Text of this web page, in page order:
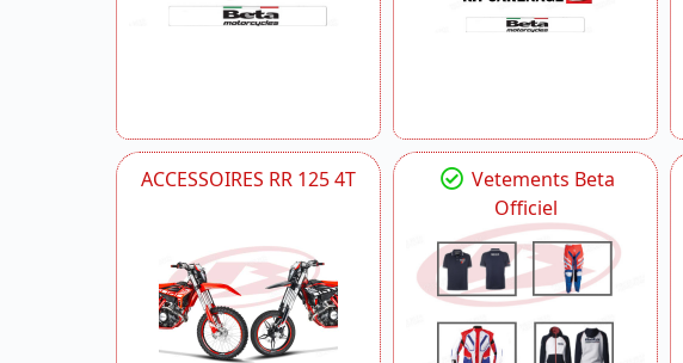
ACCESSOIRES RR 125 4T
Vetements Beta
Officiel